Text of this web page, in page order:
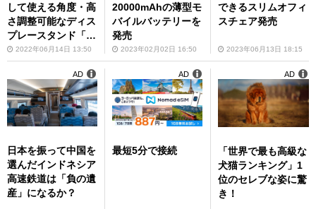
して使える角度・高
さ調整可能なディス
プレースタンド「10
0-LAST002N」を発
売
2022年06月14日 13:50
20000mAhの薄型モ
バイルバッテリーを
発売
2023年02月02日 16:50
できるスリムオフィ
スチェア発売
2023年06月13日 18:15
日本を振って中国を
選んだインドネシア
高速鉄道は「負の遺
産」になるか？
AD
最短5分で接続
AD
「世界で最も高級な
犬猫ランキング」1
位のセレブな姿に驚
き！
AD